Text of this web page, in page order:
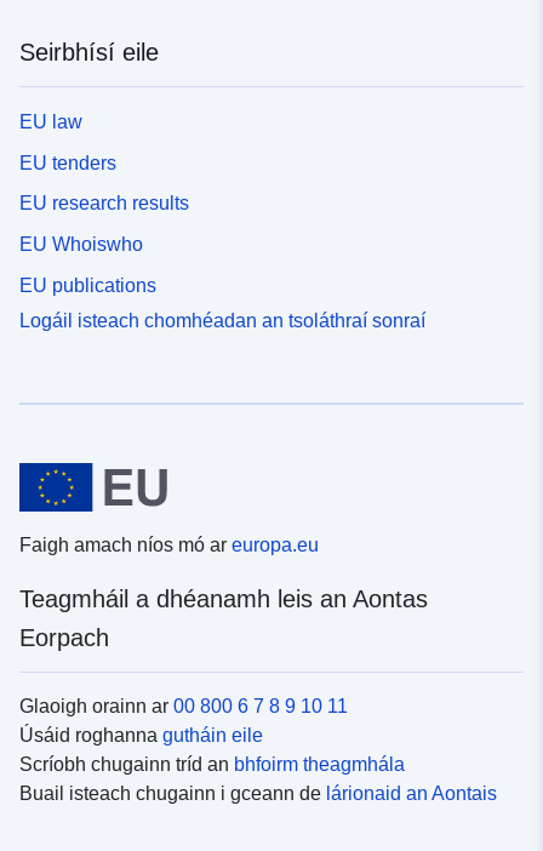
Seirbhísí eile
EU law
EU tenders
EU research results
EU Whoiswho
EU publications
Logáil isteach chomhéadan an tsoláthraí sonraí
Faigh amach níos mó ar europa.eu
Teagmháil a dhéanamh leis an Aontas
Eorpach
Glaoigh orainn ar 00 800 6 7 8 9 10 11
Úsáid roghanna gutháin eile
Scríobh chugainn tríd an bhfoirm theagmhála
Buail isteach chugainn i gceann de lárionaid an Aontais